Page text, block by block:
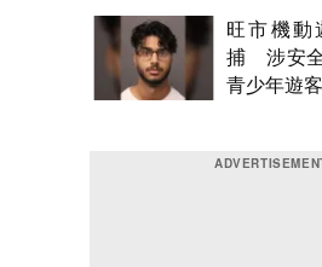
旺市機動
捕 涉安
青少年遊客